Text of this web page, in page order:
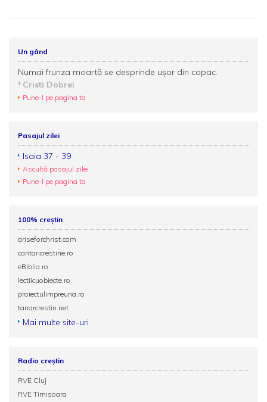
Un gând
Numai frunza moartă se desprinde uşor din copac.
Cristi Dobrei
Pune-l pe pagina ta
Pasajul zilei
Isaia 37 - 39
Ascultă pasajul zilei
Pune-l pe pagina ta
100% creștin
ariseforchrist.com
cantaricrestine.ro
eBiblia.ro
lectiicuobiecte.ro
proiectulimpreuna.ro
tanarcrestin.net
Mai multe site-uri
Radio creștin
RVE Cluj
RVE Timisoara